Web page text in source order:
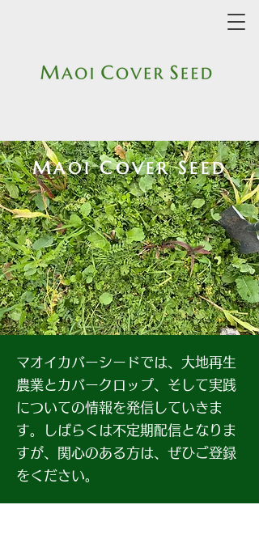
MAOICOVERSEED
マオイカバーシードでは、大地再生
農業とカバークロップ、そして実践
についての情報を発信していきま
す。しばらくは不定期配信となりま
すが、関心のある方は、ぜひご登録
をください。